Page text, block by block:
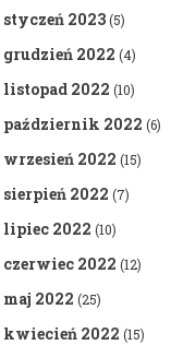
styczeń 2023(5)
grudzień 2022 (4)
listopad 2022 (10)
październik 2022 (6)
wrzesień 2022 (15)
sierpień 2022 (7)
lipiec 2022 (10)
czerwiec 2022 (12)
maj 2022 (25)
kwiecień 2022 (15)